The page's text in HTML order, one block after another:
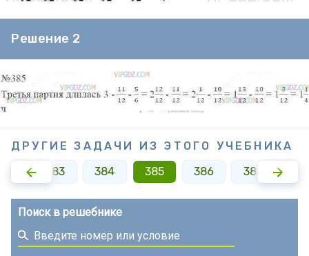
Решение 2
ДРУГИЕ ЗАДАЧИ ИЗ ЭТОГО УЧЕБНИКА
383 384 385 386 387
Поиск в решебнике